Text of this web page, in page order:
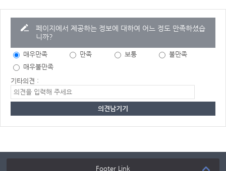
페이지에서 제공하는 정보에 대하여 어느 정도 만족하셨습
니까?
매우만족 만족 보통
불만족
매우불만족
기타의견 :
Footer Link